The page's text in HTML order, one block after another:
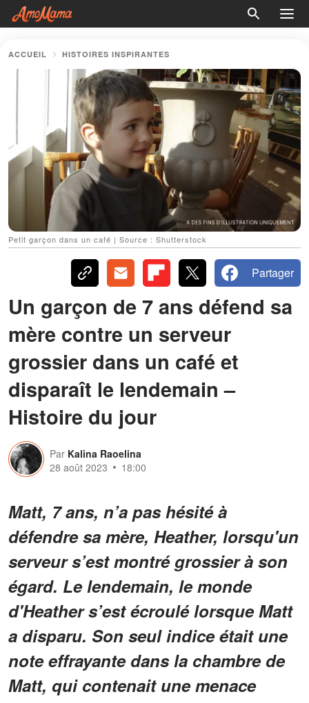
ACCUEIL HISTOIRES INSPIRANTES
Petit garçon dans un café | Source : Shutterstock
Partager
Un garçon de 7 ans défend sa
mère contre un serveur
grossier dans un café et
disparaît le lendemain –
Histoire du jour
Par Kalina Raoelina
28 août 2023
18:00
Matt, 7 ans, n’a pas hésité à
défendre sa mère, Heather, lorsqu'un
serveur s’est montré grossier à son
égard. Le lendemain, le monde
d'Heather s’est écroulé lorsque Matt
a disparu. Son seul indice était une
note effrayante dans la chambre de
Matt, qui contenait une menace